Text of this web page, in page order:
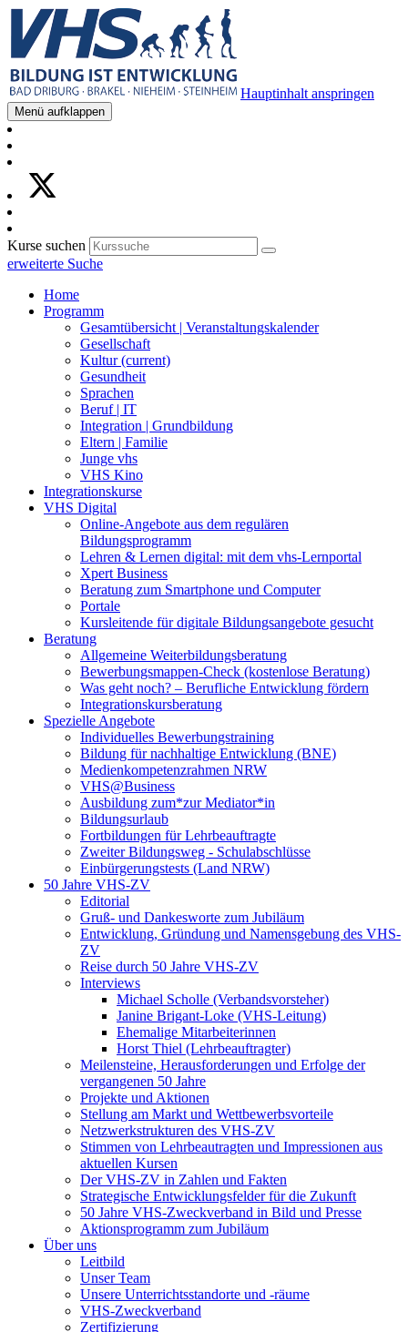
Hauptinhalt anspringen
Menü aufklappen
Kurse suchen
erweiterte Suche
Home
Programm
Gesamtübersicht | Veranstaltungskalender
Gesellschaft
Kultur(current)
Gesundheit
Sprachen
Beruf | IT
Integration | Grundbildung
Eltern | Familie
Junge vhs
VHS Kino
Integrationskurse
VHS Digital
Online-Angebote aus dem regulären
Bildungsprogramm
Lehren & Lernen digital: mit dem vhs-Lernportal
Xpert Business
Beratung zum Smartphone und Computer
Portale
Kursleitende für digitale Bildungsangebote gesucht
Beratung
Allgemeine Weiterbildungsberatung
Bewerbungsmappen-Check (kostenlose Beratung)
Was geht noch? – Berufliche Entwicklung fördern
Integrationskursberatung
Spezielle Angebote
Individuelles Bewerbungstraining
Bildung für nachhaltige Entwicklung (BNE)
Medienkompetenzrahmen NRW
VHS@Business
Ausbildung zum*zur Mediator*in
Bildungsurlaub
Fortbildungen für Lehrbeauftragte
Zweiter Bildungsweg - Schulabschlüsse
Einbürgerungstests (Land NRW)
50 Jahre VHS-ZV
Editorial
Gruß- und Dankesworte zum Jubiläum
Entwicklung, Gründung und Namensgebung des VHS-
ZV
Reise durch 50 Jahre VHS-ZV
Interviews
Michael Scholle (Verbandsvorsteher)
Janine Brigant-Loke (VHS-Leitung)
Ehemalige Mitarbeiterinnen
Horst Thiel (Lehrbeauftragter)
Meilensteine, Herausforderungen und Erfolge der
vergangenen 50 Jahre
Projekte und Aktionen
Stellung am Markt und Wettbewerbsvorteile
Netzwerkstrukturen des VHS-ZV
Stimmen von Lehrbeautragten und Impressionen aus
aktuellen Kursen
Der VHS-ZV in Zahlen und Fakten
Strategische Entwicklungsfelder für die Zukunft
50 Jahre VHS-Zweckverband in Bild und Presse
Aktionsprogramm zum Jubiläum
Über uns
Leitbild
Unser Team
Unsere Unterrichtsstandorte und -räume
VHS-Zweckverband
Zertifizierung